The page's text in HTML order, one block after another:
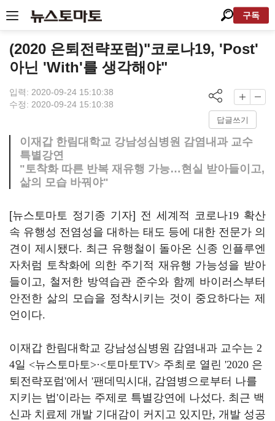
구독
(2020 은퇴전략포럼)"코로나19, 'Post'
아닌 'With'를 생각해야"
입력: 2020-09-24 15:10:38
수정: 2020-09-24 15:10:38
답글쓰기
이재갑 한림대학교 강남성심병원 감염내과 교수
특별강연
"토착화 따른 반복 재유행 가능…현실 받아들이고,
삶의 모습 바꿔야"
[뉴스토마토 정기종 기자] 전 세계적 코로나19 확산
속 유행성 전염성을 대하는 태도 등에 대한 전문가 의
견이 제시됐다. 최근 유행철이 돌아온 신종 인플루엔
자처럼 토착화에 의한 주기적 재유행 가능성을 받아
들이고, 철저한 방역습관 준수와 함께 바이러스부터
안전한 삶의 모습을 정착시키는 것이 중요하다는 제
언이다.
이재갑 한림대학교 강남성심병원 감염내과 교수는 2
4일 <뉴스토마토>·<토마토TV> 주최로 열린 '2020 은
퇴전략포럼'에서 '팬데믹시대 , 감염병으로부터 나를
지키는 법'이라는 주제로 특별강연에 나섰다. 최근 백
신과 치료제 개발 기대감이 커지고 있지만, 개발 성공